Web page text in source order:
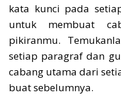
kata kunci pada
untuk membuat
pikiranmu.
setiap paragraf dan
cabang utama dari
buat sebelumnya.